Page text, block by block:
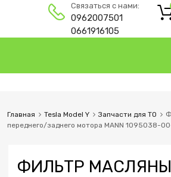
Связаться с нами:
0962007501
0661916105
Главная Tesla Model Y Запчасти для ТО
переднего/заднего мотора MANN 1095038-
ФИЛЬТР